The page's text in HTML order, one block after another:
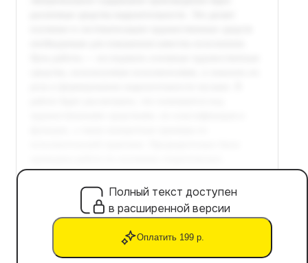
Полный текст доступен
в расширенной версии
Оплатить 199 р.